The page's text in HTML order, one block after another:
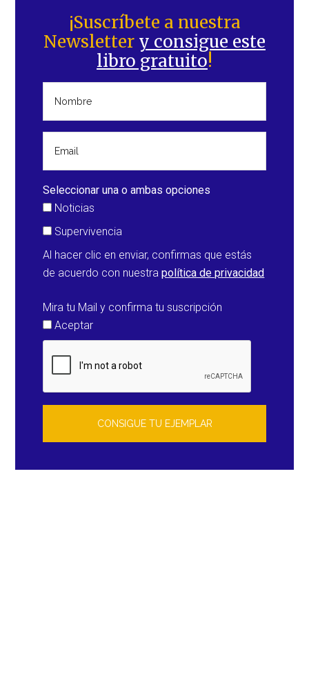
sin
suministro
eléctrico
(Estados
lateral
principal
¡Suscríbete a nuestra
Newsletter y consigue este
libro gratuito!
Seleccionar una o ambas opciones
Noticias
Supervivencia
Al hacer clic en enviar, confirmas que estás
de acuerdo con nuestrapolítica de privacidad
Mira tu Mail y confirma tu suscripción
Aceptar